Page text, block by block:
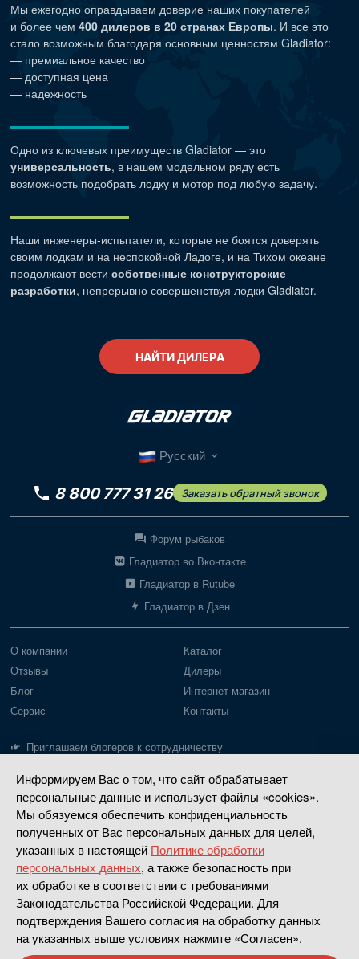
Мы ежегодно оправдываем доверие наших покупателей
и более чем 400 дилеров в 20 странах Европы. И все это
стало возможным благодаря основным ценностям Gladiator:
— премиальное качество
— доступная цена
— надежность
Одно из ключевых преимуществ Gladiator — это
универсальность, в нашем модельном ряду есть
возможность подобрать лодку и мотор под любую задачу.
Наши инженеры-испытатели, которые не боятся доверять
своим лодкам и на неспокойной Ладоге, и на Тихом океане
продолжают вести собственные конструкторские
разработки, непрерывно совершенствуя лодки Gladiator.
НАЙТИ ДИЛЕРА
Информируем Вас о том, что сайт обрабатывает
персональные данные и использует файлы «cookies».
Мы обязуемся обеспечить конфиденциальность
полученных от Вас персональных данных для целей,
указанных в настоящей Политике обработки
персональных данных, а также безопасность при
их обработке в соответствии с требованиями
Законодательства Российской Федерации. Для
подтверждения Вашего согласия на обработку данных
на указанных выше условиях нажмите «Согласен».
Русский
8 800 777 31 26 Заказать обратный звонок
Форум рыбаков
Гладиатор во Вконтакте
Гладиатор в Rutube
Гладиатор в Дзен
О компании
Отзывы
Блог
Сервис
Приглашаем блогеров к сотрудничеству
Каталог
Дилеры
Интернет-магазин
Контакты
Лодки Gladiator
Пайольное дно
Надувное дно
РИБ
Моторы Gladiator
Моторы до 20 л.с.
Моторы 30-40 л.с.
Четырехтактные
Насадки водометные
Апривер
Политика конфиденциальности